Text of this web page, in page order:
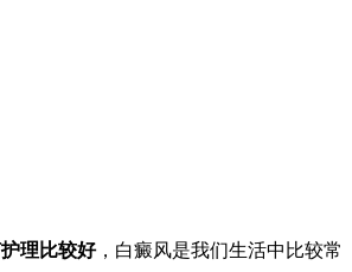
理比较好，白癜风是我们生活中比较常